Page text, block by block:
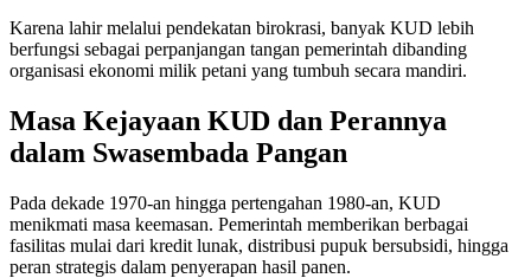
Karena lahir melalui pendekatan birokrasi, banyak KUD lebih
berfungsi sebagai perpanjangan tangan pemerintah dibanding
organisasi ekonomi milik petani yang tumbuh secara mandiri.
Masa Kejayaan KUD dan Perannya
dalam Swasembada Pangan
Pada dekade 1970-an hingga pertengahan 1980-an, KUD
menikmati masa keemasan. Pemerintah memberikan berbagai
fasilitas mulai dari kredit lunak, distribusi pupuk bersubsidi, hingga
peran strategis dalam penyerapan hasil panen.